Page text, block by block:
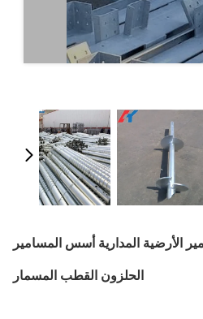
الأرضية المدارية أسس المسامير
الحلزون القطب المسمار